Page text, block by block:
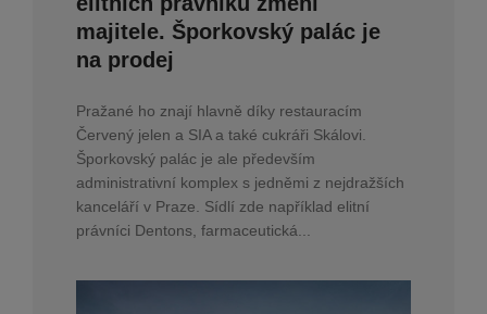
majitele. Šporkovský palác je
na prodej
Pražané ho znají hlavně díky restauracím
Červený jelen a SIA a také cukráři Skálovi.
Šporkovský palác je ale především
administrativní komplex s jedněmi z nejdražších
kanceláří v Praze. Sídlí zde například elitní
právníci Dentons, farmaceutická...